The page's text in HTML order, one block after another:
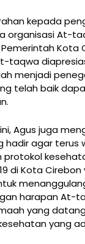
kepada
organisasi At-
Kota
taqwa
menjadi
telah baik
Agus juga
hadir agar terus
protokol
di Kota
harapan At-
yang
yang